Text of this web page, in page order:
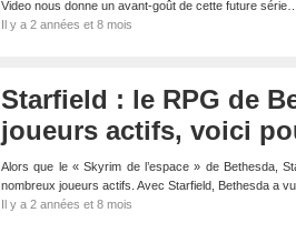
Video nous donne un avant-goût de cette future série…
Il y a 2 années et 8 mois
Starfield : le RPG de
joueurs actifs, voici
Alors que le « Skyrim de l’espace » de Bethesda,
nombreux joueurs actifs. Avec Starfield, Bethesda a
Il y a 2 années et 8 mois